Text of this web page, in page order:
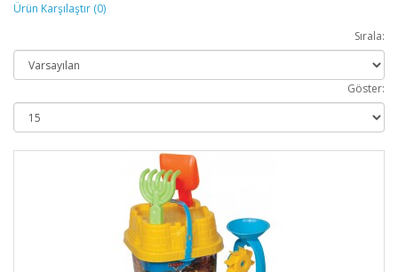
Ürün Karşılaştır (0)
Sırala:
Göster: